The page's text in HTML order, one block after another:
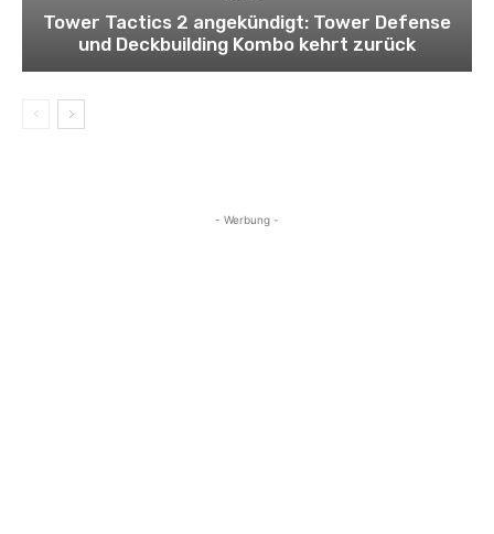
Tower Tactics 2 angekündigt: Tower Defense
und Deckbuilding Kombo kehrt zurück
- Werbung -